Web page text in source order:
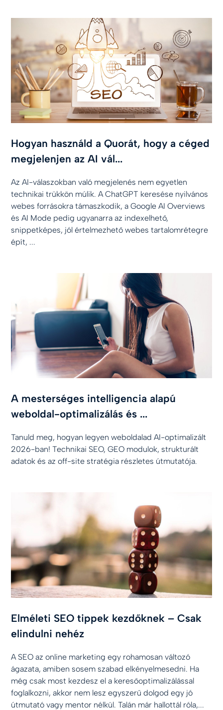
Hogyan használd a Quorát, hogy a céged
megjelenjen az AI vál...
Az AI-válaszokban való megjelenés nem egyetlen
technikai trükkön múlik. A ChatGPT keresése nyilvános
webes forrásokra támaszkodik, a Google AI Overviews
és AI Mode pedig ugyanarra az indexelhető,
snippetképes, jól értelmezhető webes tartalomrétegre
épít, ...
A mesterséges intelligencia alapú
weboldal-optimalizálás és ...
Tanuld meg, hogyan legyen weboldalad AI-optimalizált
2026-ban! Technikai SEO, GEO modulok, strukturált
adatok és az off-site stratégia részletes útmutatója.
Elméleti SEO tippek kezdőknek – Csak
elindulni nehéz
A SEO az online marketing egy rohamosan változó
ágazata, amiben sosem szabad elkényelmesedni. Ha
még csak most kezdesz el a keresőoptimalizálással
foglalkozni, akkor nem lesz egyszerű dolgod egy jó
útmutató vagy mentor nélkül. Talán már hallottál róla,...